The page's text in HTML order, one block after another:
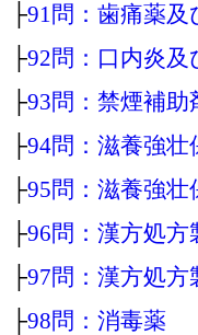
├91問：歯痛薬及
├92問：口内炎及
├93問：禁煙補助
├94問：滋養強壮
├95問：滋養強壮
├96問：漢方処方
├97問：漢方処方
├98問：消毒薬